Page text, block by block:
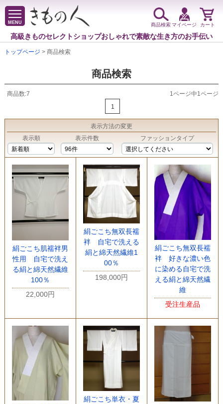
MENU
高級きものセレクトショップおしゃれで素敵な生き方のお手伝い
商品検索マイページ カート
トップページ > 商品検索
商品検索
商品数:7
1ページ中1ページ
1
表示方法の変更
表示順
表示件数 ファッションタイプ
絹ごこち肌襦袢男
性用 自宅で洗え
る絹と綿天然繊維
100％
22,000円
絹ごこち無双長襦
袢 自宅で洗える
絹と綿天然繊維1
00％
198,000円
絹ごこち無双長襦
袢 好きな濃い色
に染める自宅で洗
える絹と綿天然繊
維
受注生産品
絹ごこち単衣・夏